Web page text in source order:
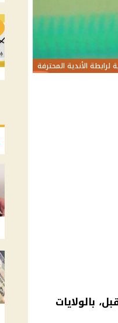
لرابطة الأندية المحترفة
بالولايات